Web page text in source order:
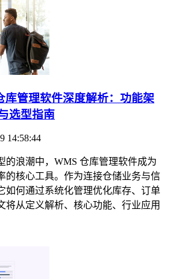
库管理软件深度解析：功能架
选型指南
14:58:44
的浪潮中，WMS 仓库管理软件成为
的核心工具。作为连接仓储业务与信
如何通过系统化管理优化库存、订单
将从定义解析、核心功能、行业应用